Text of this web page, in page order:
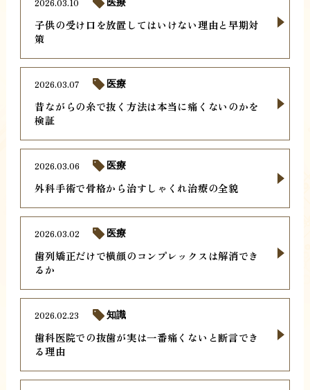
子供の受け口を放置してはいけない理由と早期対
策
2026.03.10 医療
昔ながらの糸で抜く方法は本当に痛くないのかを
検証
2026.03.07 医療
外科手術で骨格から治すしゃくれ治療の全貌
2026.03.06 医療
歯列矯正だけで横顔のコンプレックスは解消でき
るか
2026.03.02 医療
歯科医院での抜歯が実は一番痛くないと断言でき
る理由
2026.02.23 知識